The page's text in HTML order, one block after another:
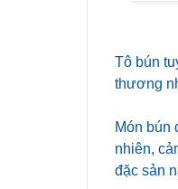
Tô bún
thương
Món bún
nhiên,
đặc sản